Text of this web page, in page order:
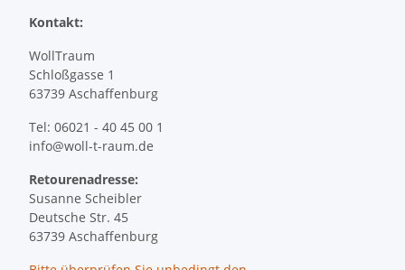
Kontakt:
WollTraum
Schloßgasse 1
63739 Aschaffenburg
Tel: 06021 - 40 45 00 1
info@woll-t-raum.de
Retourenadresse:
Susanne Scheibler
Deutsche Str. 45
63739 Aschaffenburg